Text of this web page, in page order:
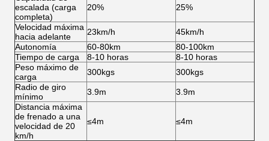
escalada (carga
completa)
20% 25%
Velocidad máxima
hacia adelante
23km/h
45km/h
Autonomía
60-80km
80-100km
Tiempo de carga
8-10 horas
8-10 horas
Peso máximo de
carga
300kgs
300kgs
Radio de giro
mínimo
3.9m
3.9m
Distancia máxima
de frenado a una
velocidad de 20
km/h
≤4m ≤4m